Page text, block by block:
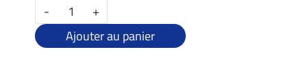
-
+
Ajouter au panier